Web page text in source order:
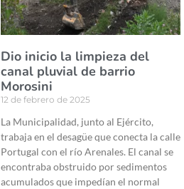
Dio inicio la limpieza del
canal pluvial de barrio
Morosini
12 de febrero de 2025
La Municipalidad, junto al Ejército,
trabaja en el desagüe que conecta la calle
Portugal con el río Arenales. El canal se
encontraba obstruido por sedimentos
acumulados que impedían el normal